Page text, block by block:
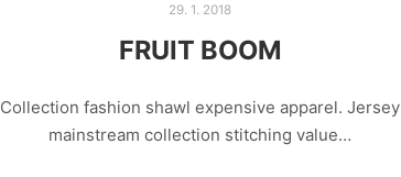
29. 1. 2018
FRUIT BOOM
Collection fashion shawl expensive apparel. Jersey
mainstream collection stitching value…